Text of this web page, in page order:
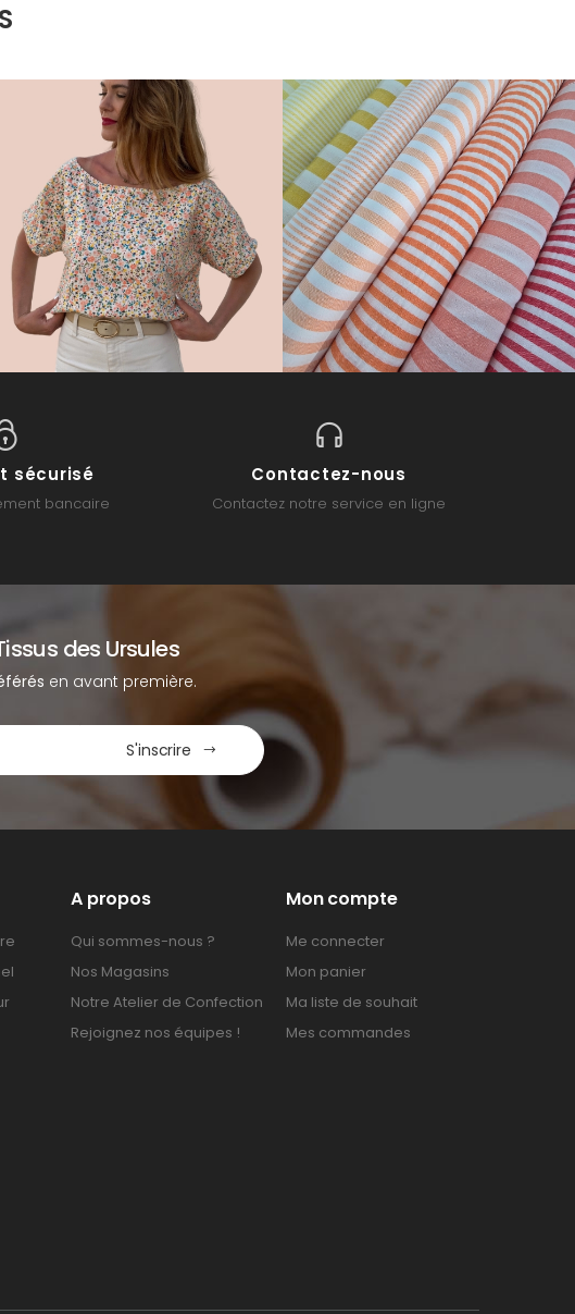
sécurisé
bancaire
Contactez-nous
Contactez notre service en ligne
des Ursules
en avant première.
S'inscrire
A propos
Qui sommes-nous ?
Nos Magasins
Notre Atelier de Confection
Rejoignez nos équipes !
Mon compte
Me connecter
Mon panier
Ma liste de souhait
Mes commandes